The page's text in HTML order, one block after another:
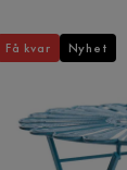
Få kvar Nyhet